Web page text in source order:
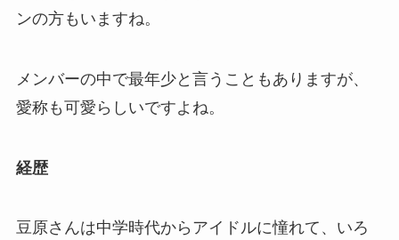
ンの方もいますね。
メンバーの中で最年少と言うこともありますが、
愛称も可愛らしいですよね。
経歴
豆原さんは中学時代からアイドルに憧れて、いろ